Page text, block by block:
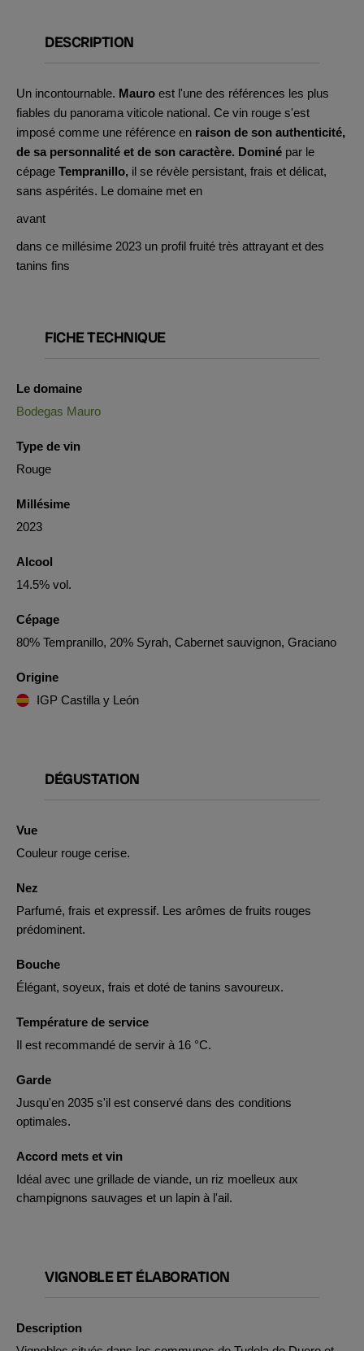
DESCRIPTION
Un incontournable. Mauro est l'une des références les plus
fiables du panorama viticole national. Ce vin rouge s'est
imposé comme une référence en raison de son authenticité,
de sa personnalité et de son caractère. Dominé par le
cépage Tempranillo, il se révèle persistant, frais et délicat,
sans aspérités. Le domaine met en
avant
dans ce millésime 2023 un profil fruité très attrayant et des
tanins fins
FICHE TECHNIQUE
Le domaine
Bodegas Mauro
Type de vin
Rouge
Millésime
2023
Alcool
14.5% vol.
Cépage
80% Tempranillo, 20% Syrah, Cabernet sauvignon, Graciano
Origine
IGP Castilla y León
DÉGUSTATION
Vue
Couleur rouge cerise.
Nez
Parfumé, frais et expressif. Les arômes de fruits rouges
prédominent.
Bouche
Élégant, soyeux, frais et doté de tanins savoureux.
Température de service
Il est recommandé de servir à 16 °C.
Garde
Jusqu'en 2035 s'il est conservé dans des conditions
optimales.
Accord mets et vin
Idéal avec une grillade de viande, un riz moelleux aux
champignons sauvages et un lapin à l'ail.
VIGNOBLE ET ÉLABORATION
Description